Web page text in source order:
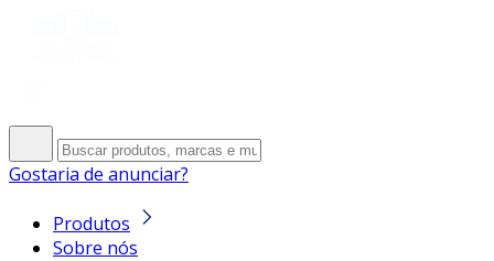
Gostaria de anunciar?
Produtos
Sobre nós